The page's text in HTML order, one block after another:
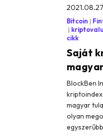
Saját
Bitcoin
cikk
BlockBen
magyar
olyan